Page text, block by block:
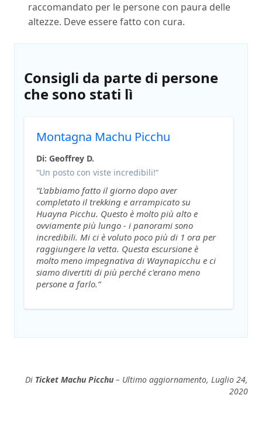
raccomandato per le persone con paura delle
altezze. Deve essere fatto con cura.
Consigli da parte di persone
che sono stati lì
Montagna Machu Picchu
Di: Geoffrey D.
“Un posto con viste incredibili!“
“L'abbiamo fatto il giorno dopo aver
completato il trekking e arrampicato su
Huayna Picchu. Questo è molto più alto e
ovviamente più lungo - i panorami sono
incredibili. Mi ci è voluto poco più di 1 ora per
raggiungere la vetta. Questa escursione è
molto meno impegnativa di Waynapicchu e ci
siamo divertiti di più perché c'erano meno
persone a farlo.“
Di Ticket Machu Picchu – Ultimo aggiornamento, Luglio 24,
2020